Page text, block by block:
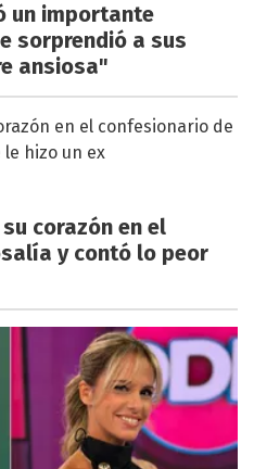
un importante
sorprendió a sus
ansiosa"
corazón en el
y contó lo peor